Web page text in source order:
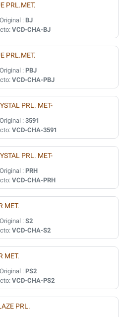
PRL.MET.
: BJ
VCD-CHA-BJ
PRL.MET.
: PBJ
VCD-CHA-PBJ
PRL. MET-
: 3591
VCD-CHA-3591
PRL. MET-
: PRH
VCD-CHA-PRH
MET.
: S2
VCD-CHA-S2
MET.
: PS2
VCD-CHA-PS2
PRL.